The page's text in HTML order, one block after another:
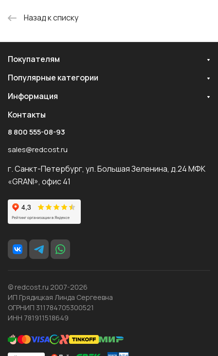
Назад к списку
Покупателям
Популярные категории
Информация
Контакты
8 800 555-08-93
sales@redcost.ru
г. Санкт-Петербург, ул. Большая Зеленина, д.24 МФК
«GRANI», офис 41
© redcost.ru 2007-2026
ИП Грядицкая Линда Сергеевна
ОГРНИП 311784705300521
ИНН 781911518649